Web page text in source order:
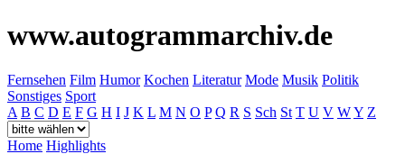
www.autogrammarchiv.de
Fernsehen Film Humor Kochen Literatur Mode Musik Politik
Sonstiges Sport
A B C D E F G H I J K L M N O P Q R S Sch St T U V WY Z
Home Highlights